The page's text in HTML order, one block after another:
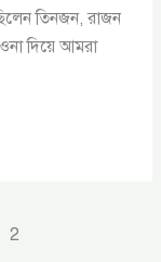
তিনজন, রাজন
দিয়ে আমরা
2